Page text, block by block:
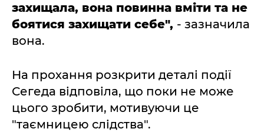
захищала, вона повинна вміти та не
боятися захищати себе", - зазначила
вона.
На прохання розкрити деталі події
Сегеда відповіла, що поки не може
цього зробити, мотивуючи це
"таємницею слідства".